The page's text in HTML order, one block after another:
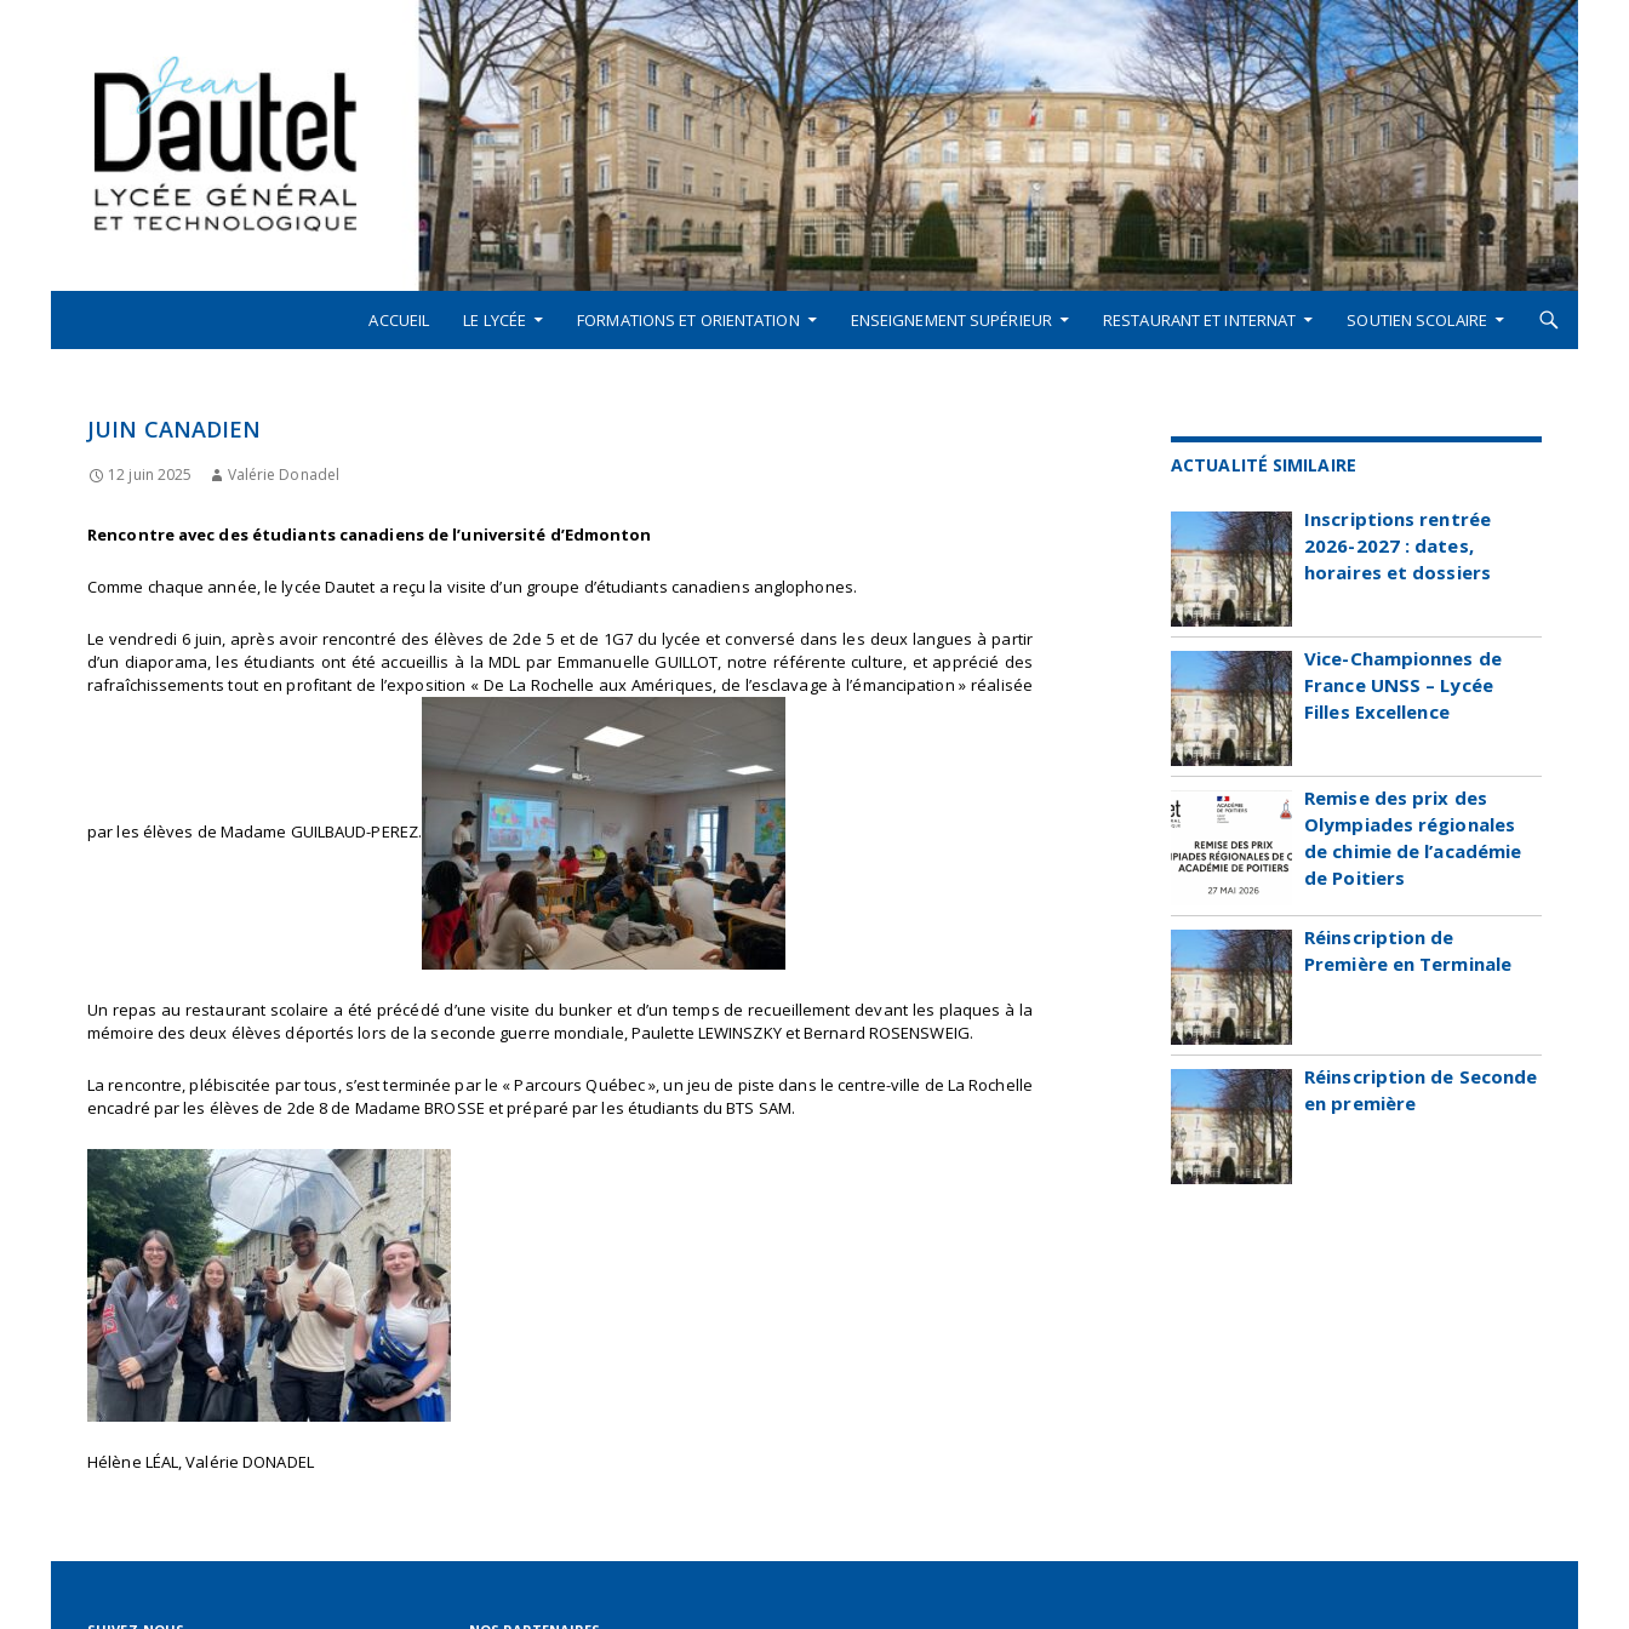
LYCÉE JEAN DAUTET À LA ROCHELLE
ACCUEIL LE LYCÉE FORMATIONS ET ORIENTATION ENSEIGNEMENT SUPÉRIEUR RESTAURANT ET INTERNAT SOUTIEN SCOLAIRE
JUIN CANADIEN
12 juin 2025 Valérie Donadel
Rencontre avec des étudiants canadiens de l’université d’Edmonton
Comme chaque année, le lycée Dautet a reçu la visite d’un groupe d’étudiants canadiens anglophones.
Le vendredi 6 juin, après avoir rencontré des élèves de 2de 5 et de 1G7 du lycée et conversé dans les deux langues à partir
d’un diaporama, les étudiants ont été accueillis à la MDL par Emmanuelle GUILLOT, notre référente culture, et apprécié des
rafraîchissements tout en profitant de l’exposition « De La Rochelle aux Amériques, de l’esclavage à l’émancipation » réalisée
par les élèves de Madame GUILBAUD-PEREZ.
Un repas au restaurant scolaire a été précédé d’une visite du bunker et d’un temps de recueillement devant les plaques à la
mémoire des deux élèves déportés lors de la seconde guerre mondiale, Paulette LEWINSZKY et Bernard ROSENSWEIG.
La rencontre, plébiscitée par tous, s’est terminée par le « Parcours Québec », un jeu de piste dans le centre-ville de La Rochelle
encadré par les élèves de 2de 8 de Madame BROSSE et préparé par les étudiants du BTS SAM.
Hélène LÉAL, Valérie DONADEL
ACTUALITÉ SIMILAIRE
Inscriptions rentrée
2026-2027 : dates,
horaires et dossiers
Vice-Championnes de
France UNSS – Lycée
Filles Excellence
Remise des prix des
Olympiades régionales
de chimie de l’académie
de Poitiers
Réinscription de
Première en Terminale
Réinscription de Seconde
en première